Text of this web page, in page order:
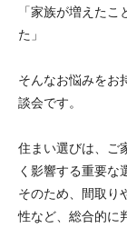
「家族が増えた
た」
そんなお悩みをお
談会です。
住まい選びは、ご
く影響する重要な
そのため、間取り
性など、総合的に